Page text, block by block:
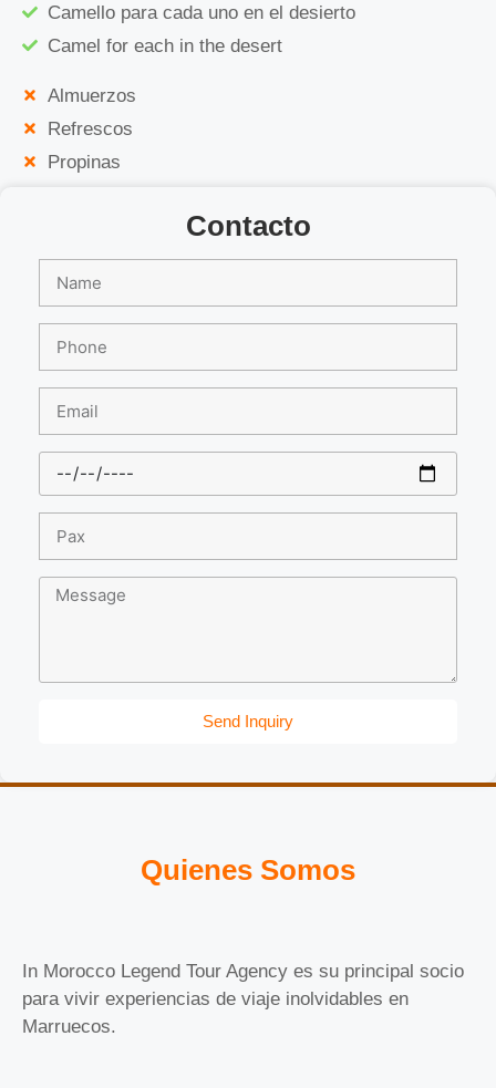
Camello para cada uno en el desierto
Camel for each in the desert
Almuerzos
Refrescos
Propinas
Contacto
Send Inquiry
Quienes Somos
In Morocco Legend Tour Agency es su principal socio
para vivir experiencias de viaje inolvidables en
Marruecos.